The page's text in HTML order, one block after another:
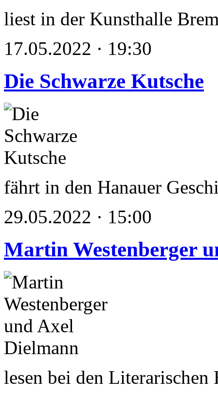
liest in der Kunsthalle
17.05.2022 · 19:30
Die Schwarze Kutsche
fährt in den Hanauer
29.05.2022 · 15:00
Martin Westenberger
lesen bei den